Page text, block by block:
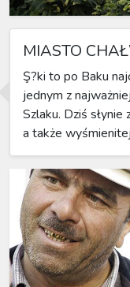
MIASTO
Ş?ki to po Baku
jednym z
Szlaku. Dziś
a także